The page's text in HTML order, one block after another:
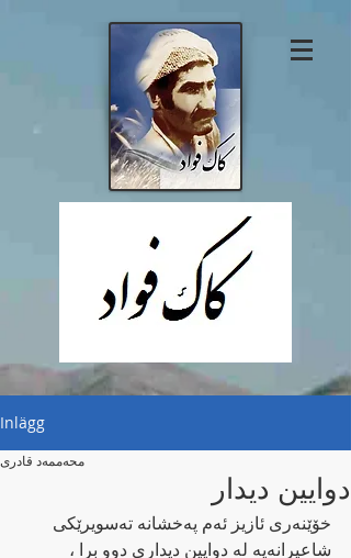
Inlägg
دوایین دیدار
محەممەد قادری
خۆێنەری ئازیز ئەم پەخشانە تەسویرێکی
شاعیرانەیە لە دوایین دیداری دوو برا ،